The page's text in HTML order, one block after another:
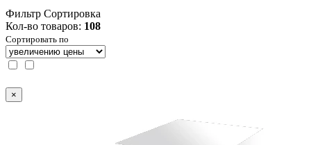
Фильтр Сортировка
Кол-во товаров: 108
Сортировать по
×